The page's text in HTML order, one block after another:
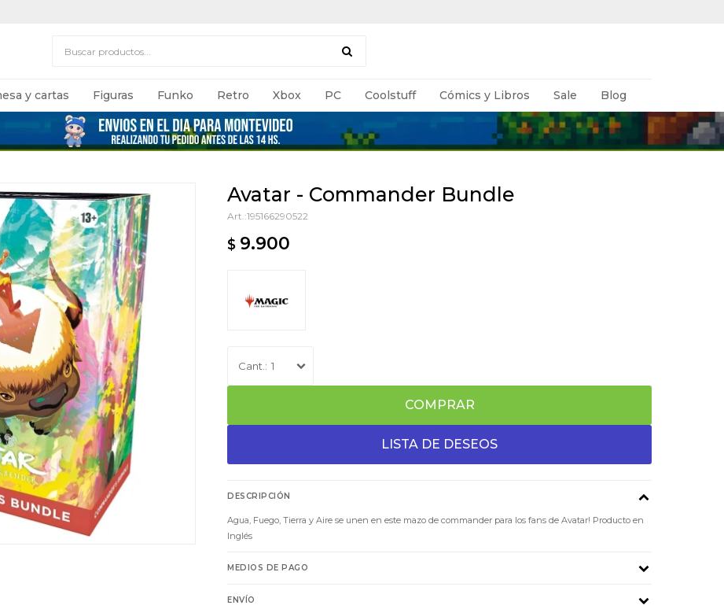
y cartas Figuras Funko Retro Xbox PC Coolstuff Cómics y Libros Sale Blog
Avatar - Commander Bundle
195166290522
$ 9.900
1
COMPRAR
DESCRIPCIÓN
Agua, Fuego, Tierra y Aire se unen en este mazo de commander para los fans de Avatar! Producto en
Inglés
MEDIOS DE PAGO
ENVÍO